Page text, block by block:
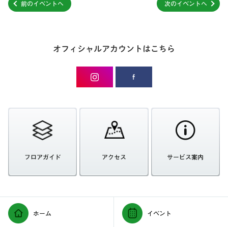
前のイベントへ 次のイベントへ
オフィシャルアカウントはこちら
フロアガイド アクセス サービス案内
ホーム イベント